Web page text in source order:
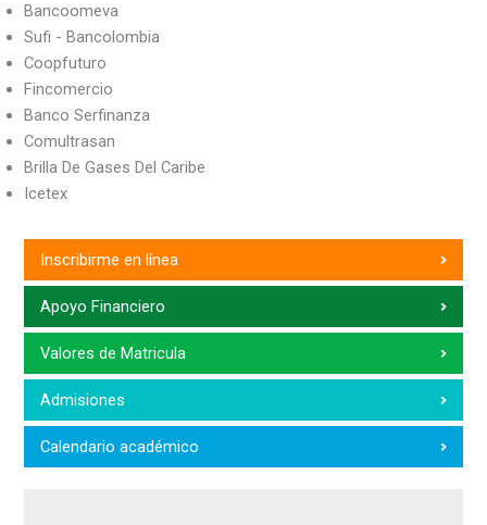
Bancoomeva
Sufi - Bancolombia
Coopfuturo
Fincomercio
Banco Serfinanza
Comultrasan
Brilla De Gases Del Caribe
Icetex
Inscribirme en línea
Apoyo Financiero
Valores de Matricula
Admisiones
Calendario académico